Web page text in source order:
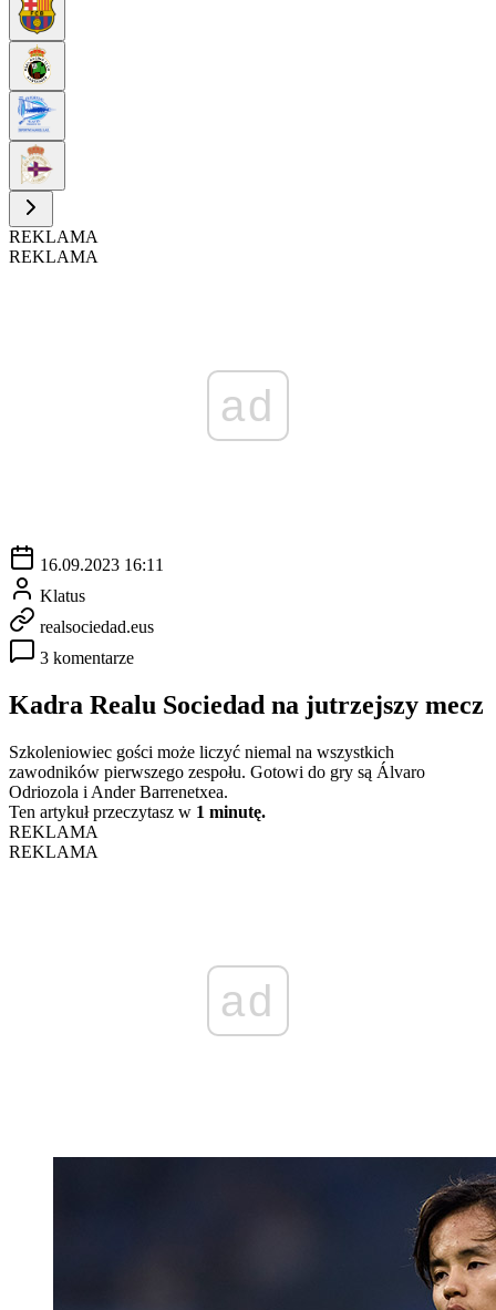
REKLAMA
REKLAMA
ad
16.09.2023 16:11
Klatus
realsociedad.eus
3 komentarze
Kadra Realu Sociedad na jutrzejszy mecz
Szkoleniowiec gości może liczyć niemal na wszystkich
zawodników pierwszego zespołu. Gotowi do gry są Álvaro
Odriozola i Ander Barrenetxea.
Ten artykuł przeczytasz w 1 minutę.
REKLAMA
REKLAMA
ad